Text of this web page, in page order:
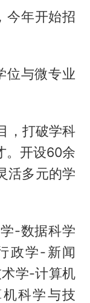
今年开始招
位与微专业
，打破学科
。开设60余
活多元的学
-数据科学
政学-新闻
学-计算机
科学与技